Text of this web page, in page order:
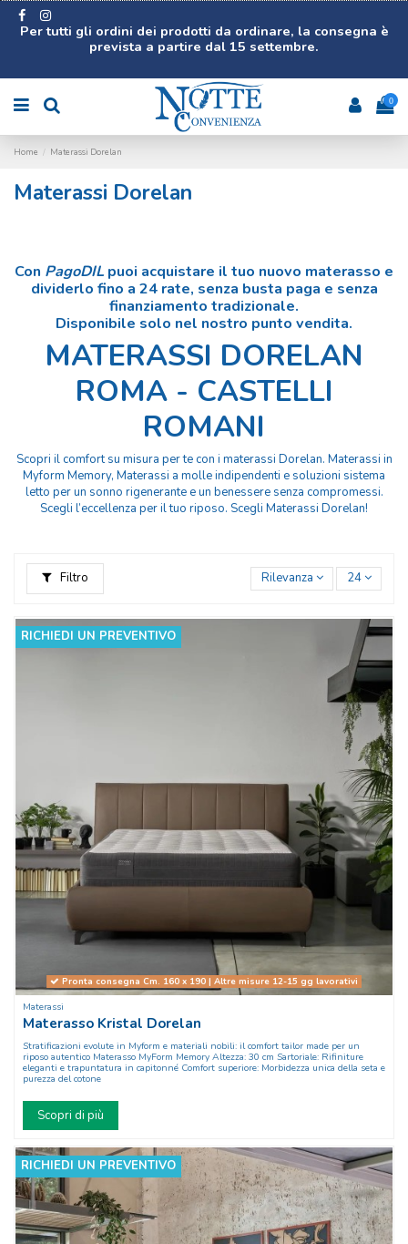
Per tutti gli ordini dei prodotti da ordinare, la consegna è
prevista a partire dal 15 settembre.
0
Home Materassi Dorelan
Materassi Dorelan
Con PagoDIL puoi acquistare il tuo nuovo materasso e
dividerlo fino a 24 rate, senza busta paga e senza
finanziamento tradizionale.
Disponibile solo nel nostro punto vendita.
MATERASSI DORELAN
ROMA - CASTELLI
ROMANI
Scopri il comfort su misura per te con i materassi Dorelan. Materassi in
Myform Memory, Materassi a molle indipendenti e soluzioni sistema
letto per un sonno rigenerante e un benessere senza compromessi.
Scegli l’eccellenza per il tuo riposo. Scegli Materassi Dorelan!
Filtro Rilevanza 24
RICHIEDI UN PREVENTIVO
Pronta consegna Cm. 160 x 190 | Altre misure 12-15 gg lavorativi
Materassi
Materasso Kristal Dorelan
Stratificazioni evolute in Myform e materiali nobili: il comfort tailor made per un
riposo autentico Materasso MyForm Memory Altezza: 30 cm Sartoriale: Rifiniture
eleganti e trapuntatura in capitonné Comfort superiore: Morbidezza unica della seta e
purezza del cotone
Scopri di più
RICHIEDI UN PREVENTIVO